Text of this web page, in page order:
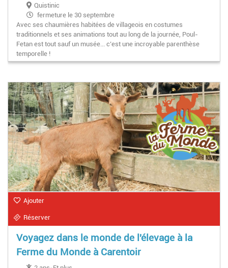
Quistinic
fermeture le 30 septembre
Avec ses chaumières habitées de villageois en costumes
traditionnels et ses animations tout au long de la journée, Poul-
Fetan est tout sauf un musée... c’est une incroyable parenthèse
temporelle !
Ajouter
Réserver
Voyagez dans le monde de l'élevage à la
Ferme du Monde à Carentoir